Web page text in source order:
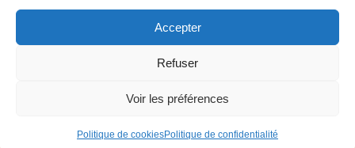
Accepter
Refuser
Voir les préférences
Politique de cookiesPolitique de confidentialité
Recette & Délices
Recette & Délice